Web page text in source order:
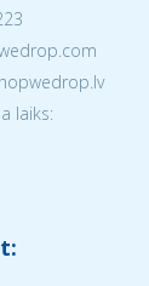
laiks: